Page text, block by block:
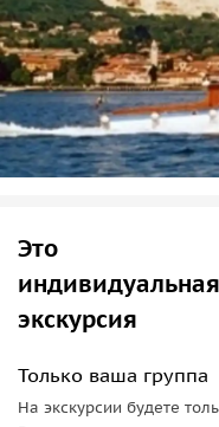
Это
индивидуальная
экскурсия
Только ваша группа
На экскурсии будете